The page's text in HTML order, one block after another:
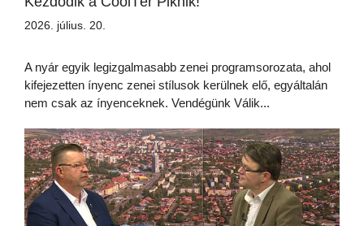
2026. július. 20.
A nyár egyik legizgalmasabb zenei programsorozata, ahol
kifejezetten ínyenc zenei stílusok kerülnek elő, egyáltalán
nem csak az ínyenceknek. Vendégünk Válik...